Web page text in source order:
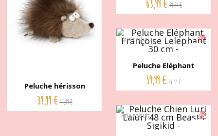
Peluche hérisson
Harvey...
39,99 € 49,99 €
63,99 € 79,99 €
-20%
Prix réduit
Peluche Eléphant
Françoise...
59,99 € 74,99 €
-20%
Prix réduit